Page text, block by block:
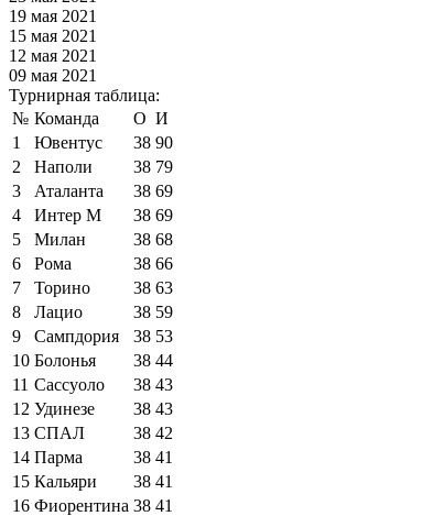
19 мая 2021
15 мая 2021
12 мая 2021
09 мая 2021
Турнирная таблица:
№ Команда О И
1
Ювентус 38 90
2
Наполи 38 79
3
Аталанта 38 69
4
Интер М 38 69
5
Милан 38 68
6
Рома 38 66
7
Торино 38 63
8
Лацио 38 59
9
Сампдория 38 53
10 Болонья 38 44
11 Сассуоло 38 43
12 Удинезе 38 43
13 СПАЛ 38 42
14 Парма 38 41
15 Кальяри 38 41
16 Фиорентина 38 41